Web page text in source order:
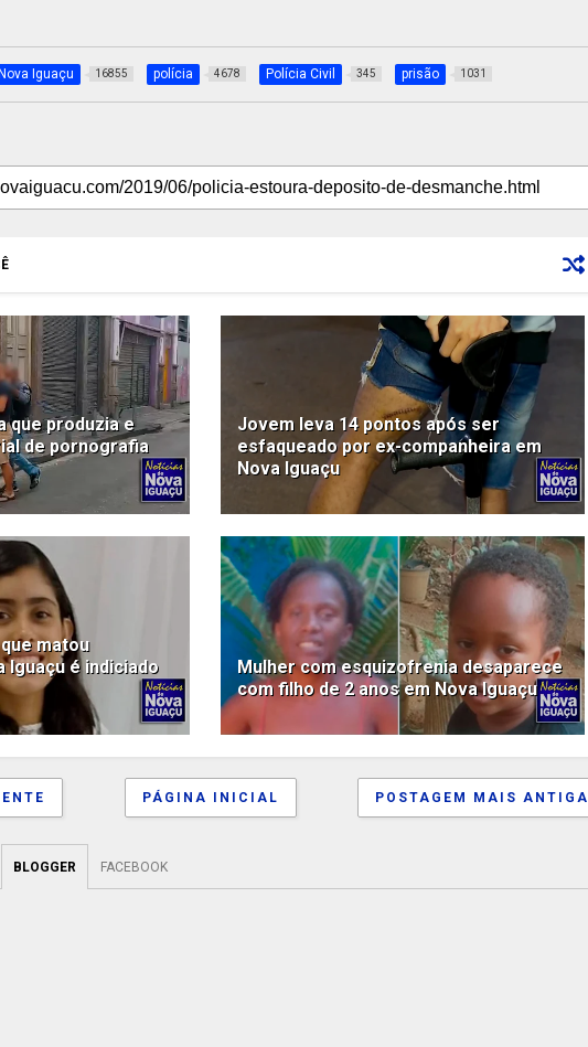
Nova Iguaçu 16855 polícia 4678 Polícia Civil 345 prisão 1031
que produzia e
de pornografia
Jovem leva 14 pontos após ser
esfaqueado por ex-companheira em
Nova Iguaçu
matou
Iguaçu é indiciado
Mulher com esquizofrenia desaparece
com filho de 2 anos em Nova Iguaçu
POSTAGEM MAIS ANTIGA
PÁGINA INICIAL
BLOGGER FACEBOOK